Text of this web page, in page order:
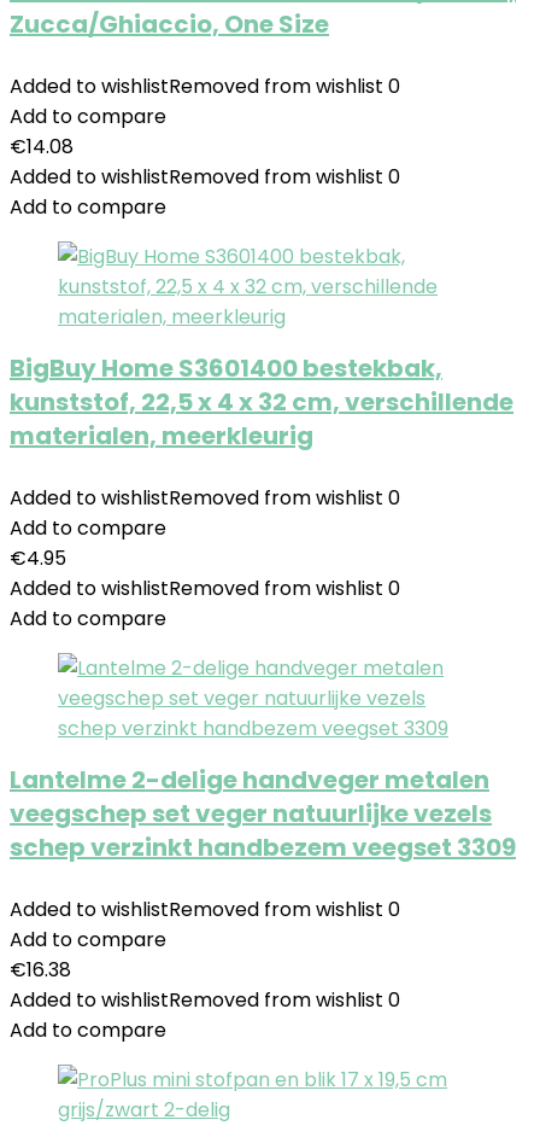
Zucca/Ghiaccio, One Size
Added to wishlistRemoved from wishlist 0
Add to compare
€14.08
Added to wishlistRemoved from wishlist 0
Add to compare
BigBuy Home S3601400 bestekbak,
kunststof, 22,5 x 4 x 32 cm, verschillende
materialen, meerkleurig
Added to wishlistRemoved from wishlist 0
Add to compare
€4.95
Added to wishlistRemoved from wishlist 0
Add to compare
Lantelme 2-delige handveger metalen
veegschep set veger natuurlijke vezels
schep verzinkt handbezem veegset 3309
Added to wishlistRemoved from wishlist 0
Add to compare
€16.38
Added to wishlistRemoved from wishlist 0
Add to compare